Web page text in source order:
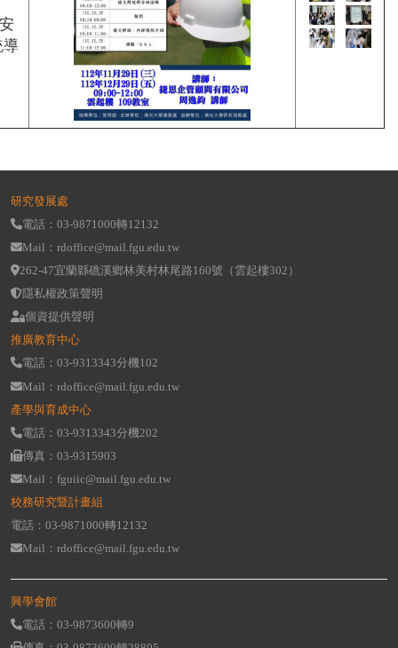
導
研究發展處
電話：03-9871000轉12132
Mail：rdoffice@mail.fgu.edu.tw
262-47宜蘭縣礁溪鄉林美村林尾路160號（雲起樓302）
隱私權政策聲明
個資提供聲明
推廣教育中心
電話：03-9313343分機102
Mail：rdoffice@mail.fgu.edu.tw
產學與育成中心
電話：03-9313343分機202
傳真：03-9315903
Mail：fguiic@mail.fgu.edu.tw
校務研究暨計畫組
電話：03-9871000轉12132
Mail：rdoffice@mail.fgu.edu.tw
興學會館
電話：03-9873600轉9